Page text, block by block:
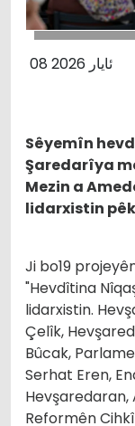
08 ئایار 2026
Sêyemîn
Şaredarîya
Mezin a
lidarxistin
Ji bo19
"Hevdîtina
lidarxistin.
Çelîk,
Bûcak,
Serhat Eren,
Hevşaredaran,
Reformên